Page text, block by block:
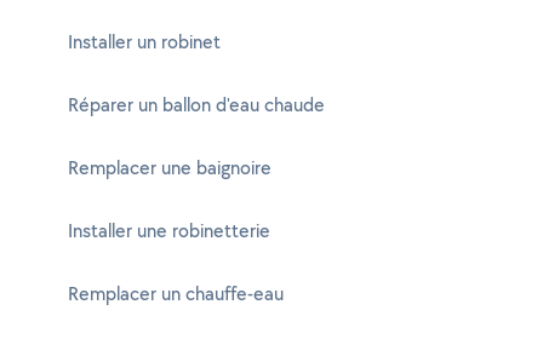
Installer un robinet
Réparer un ballon d'eau chaude
Remplacer une baignoire
Installer une robinetterie
Remplacer un chauffe-eau